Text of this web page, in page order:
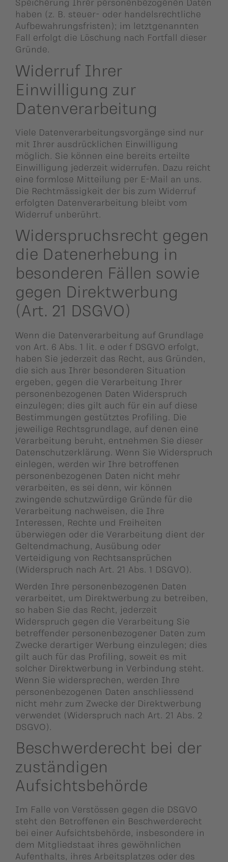
Speicherung Ihrer personenbezogenen Daten
haben (z. B. steuer- oder handelsrechtliche
Aufbewahrungsfristen); im letztgenannten
Fall erfolgt die Löschung nach Fortfall dieser
Gründe.
Widerruf Ihrer
Einwilligung zur
Datenverarbeitung
Viele Datenverarbeitungsvorgänge sind nur
mit Ihrer ausdrücklichen Einwilligung
möglich. Sie können eine bereits erteilte
Einwilligung jederzeit widerrufen. Dazu reicht
eine formlose Mitteilung per E-Mail an uns.
Die Rechtmässigkeit der bis zum Widerruf
erfolgten Datenverarbeitung bleibt vom
Widerruf unberührt.
Widerspruchsrecht gegen
die Datenerhebung in
besonderen Fällen sowie
gegen Direktwerbung
(Art. 21 DSGVO)
Wenn die Datenverarbeitung auf Grundlage
von Art. 6 Abs. 1 lit. e oder f DSGVO erfolgt,
haben Sie jederzeit das Recht, aus Gründen,
die sich aus Ihrer besonderen Situation
ergeben, gegen die Verarbeitung Ihrer
personenbezogenen Daten Widerspruch
einzulegen; dies gilt auch für ein auf diese
Bestimmungen gestütztes Profiling. Die
jeweilige Rechtsgrundlage, auf denen eine
Verarbeitung beruht, entnehmen Sie dieser
Datenschutzerklärung. Wenn Sie Widerspruch
einlegen, werden wir Ihre betroffenen
personenbezogenen Daten nicht mehr
verarbeiten, es sei denn, wir können
zwingende schutzwürdige Gründe für die
Verarbeitung nachweisen, die Ihre
Interessen, Rechte und Freiheiten
überwiegen oder die Verarbeitung dient der
Geltendmachung, Ausübung oder
Verteidigung von Rechtsansprüchen
(Widerspruch nach Art. 21 Abs. 1 DSGVO).
Werden Ihre personenbezogenen Daten
verarbeitet, um Direktwerbung zu betreiben,
so haben Sie das Recht, jederzeit
Widerspruch gegen die Verarbeitung Sie
betreffender personenbezogener Daten zum
Zwecke derartiger Werbung einzulegen; dies
gilt auch für das Profiling, soweit es mit
solcher Direktwerbung in Verbindung steht.
Wenn Sie widersprechen, werden Ihre
personenbezogenen Daten anschliessend
nicht mehr zum Zwecke der Direktwerbung
verwendet (Widerspruch nach Art. 21 Abs. 2
DSGVO).
Beschwerderecht bei der
zuständigen
Aufsichtsbehörde
Im Falle von Verstössen gegen die DSGVO
steht den Betroffenen ein Beschwerderecht
bei einer Aufsichtsbehörde, insbesondere in
dem Mitgliedstaat ihres gewöhnlichen
Aufenthalts, ihres Arbeitsplatzes oder des